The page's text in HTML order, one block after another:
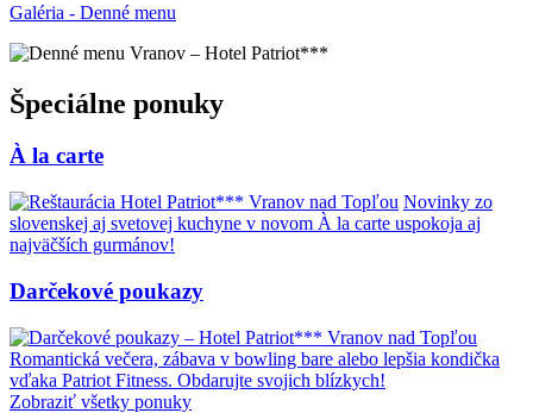
Galéria - Denné menu
Špeciálne ponuky
À la carte
Novinky zo
slovenskej aj svetovej kuchyne v novom À la carte uspokoja aj
najväčších gurmánov!
Darčekové poukazy
Romantická večera, zábava v bowling bare alebo lepšia kondička
vďaka Patriot Fitness. Obdarujte svojich blízkych!
Zobraziť všetky ponuky